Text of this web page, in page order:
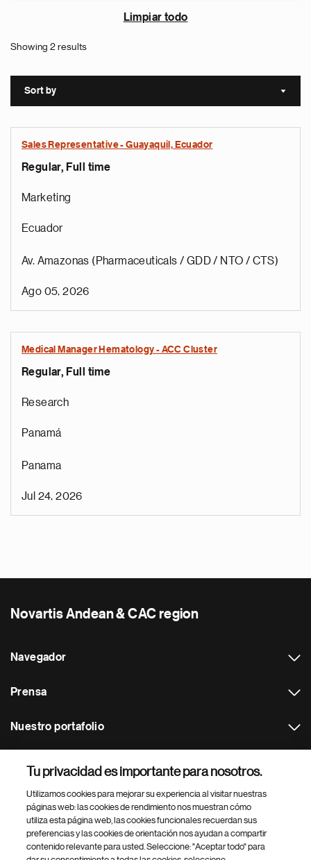
Limpiar todo
Showing 2 results
Sort by Sort
Sales Representative - Guayaquil, Ecuador
Regular, Full time
Marketing
Ecuador
Av. Amazonas (Pharmaceuticals / GDD / NTO / CTS)
Ago 05, 2026
Medical Manager Hematology - ACC Cluster
Regular, Full time
Research
Panamá
Panama
Jul 24, 2026
Novartis Andean & CAC region
Navegador
Prensa
Nuestro portafolio
Footer Site Search
Tu privacidad es importante para nosotros.
Utilizamos cookies para mejorar su experiencia al visitar nuestras
páginas web: las cookies de rendimiento nos muestran cómo
utiliza esta página web, las cookies funcionales recuerdan sus
preferencias y las cookies de orientación nos ayudan a compartir
contenido relevante para usted. Seleccione: "Aceptar todo" para